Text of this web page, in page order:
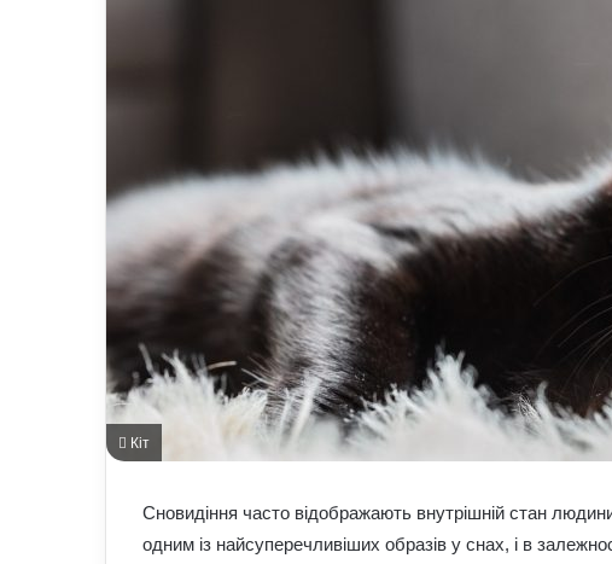
Кіт
Сновидіння часто відображають внутрішній стан
одним із найсуперечливіших образів у снах, і в